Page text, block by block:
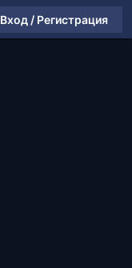
Вход / Регистрация